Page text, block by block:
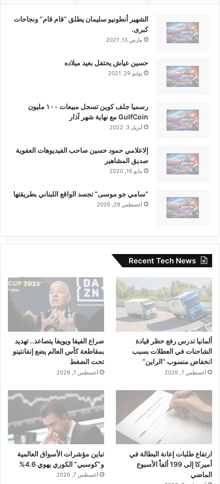
الشهير أنطونيو سليمان يطلق “قام قام” ونجاحات
كبرى.
مارس 13, 2021
حسين عياش يحتفل بعيد ميلاده
يوليو 29, 2021
رسميا جلف كوين تسجل مبيعات ١٠٠ مليون
GulfCoin مع نهاية شهر آذار
أبريل 3, 2022
إلاعلامي حمود حسين صاحب الفيديوهات العفوية
صديق المشاهير
مايو 19, 2020
“سامي جو موسى” تجسد الواقع اللبناني بطريقتها
أغسطس 29, 2020
Recent Tech News
ألمانيا تدرس رفع حظر قيادة
الشاحنات في العطلات بسبب
انخفاض منسوب “الراين”
أغسطس 7, 2026
صراع الفيفا ويويفا يتصاعد.. تهديد
بمقاطعة كأس العالم يضع إنفانتينو
تحت الضغط
أغسطس 7, 2026
ارتفاع طلبات إعانة البطالة في
أميركا إلى 199 ألفاً الأسبوع
الماضي
تباين مؤشرات الأسواق العالمية
و”كوسبي” الكوري يهوي 4.6%
أغسطس 7, 2026